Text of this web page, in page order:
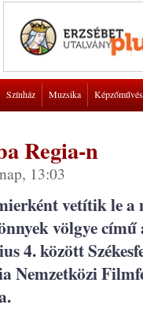
Színház Muzsika
Regia-n
13:03
vetítik le a
völgye
4. között
Nemzetközi